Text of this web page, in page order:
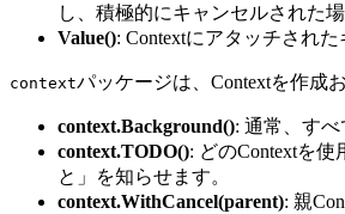
し、積極的にキャンセルされた場
Value(): Contextにアタッチされ
contextパッケージは、Contextを作成
context.Background(): 通常、すべ
context.TODO(): どのContextを
と」を知らせます。
context.WithCancel(parent): 親